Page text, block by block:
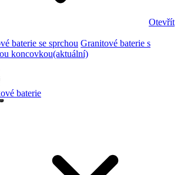
Otevřít
baterie se sprchou Granitové baterie s
koncovkou(aktuální)
baterie